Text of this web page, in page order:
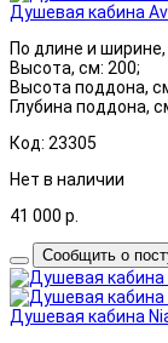
Душевая кабина
По длине и ширине,
Высота, см: 200;
Высота поддона,
Глубина поддона,
Код: 23305
Нет в наличии
41 000 р.
Сообщить о
Душевая кабина